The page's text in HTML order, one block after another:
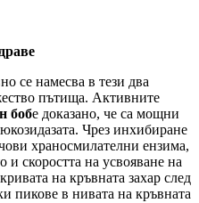
се намесва в тези два
пътища. Активните
бобе доказано, че са мощни
Чрез инхибиране
храносмилателни ензима,
и скоростта на усвояване на
на кръвната захар след
пикове в нивата на кръвната